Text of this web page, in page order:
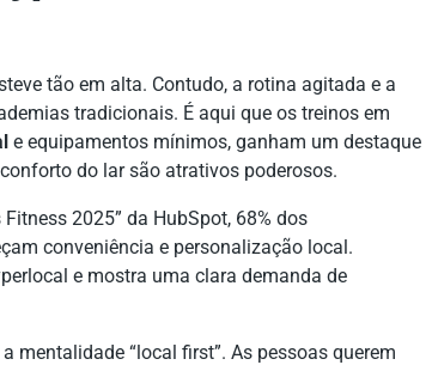
tão em alta. Contudo, a rotina agitada e a
tradicionais. É aqui que os treinos em
e equipamentos mínimos, ganham um destaque
do lar são atrativos poderosos.
2025” da HubSpot, 68% dos
conveniência e personalização local.
e mostra uma clara demanda de
mentalidade “local first”. As pessoas querem